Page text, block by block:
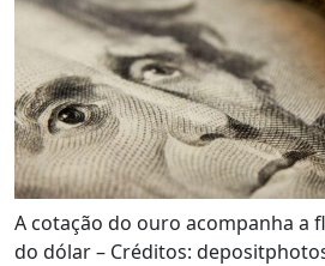
A cotação do ouro acompanha a
do dólar – Créditos: